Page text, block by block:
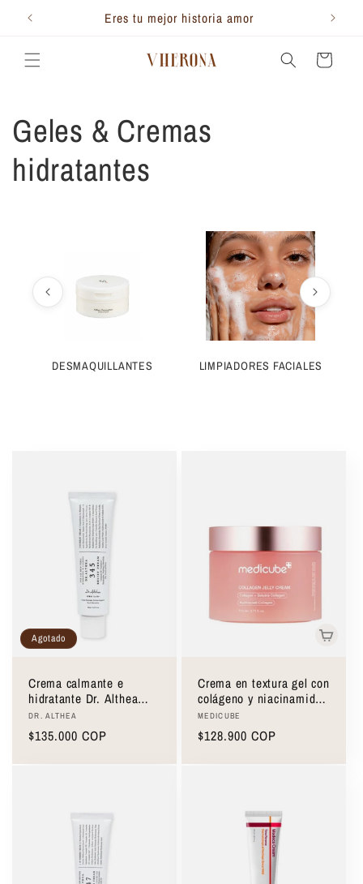
directamente
Eres tu mejor historia amor
Carrito
C
o
Geles & Cremas
hidratantes
DESMAQUILLANTES LIMPIADORES FACIALES
Agotado
Crema calmante e
hidratante Dr. Althea
345 Relief Cream 50ml
Proveedor:
DR. ALTHEA
Precio
$135.000 COP
Crema en textura gel con
colágeno y niacinamida
Medicube Collagen
Niacinamide Jelly Cream
110ml
Proveedor:
MEDICUBE
Precio
$128.900 COP